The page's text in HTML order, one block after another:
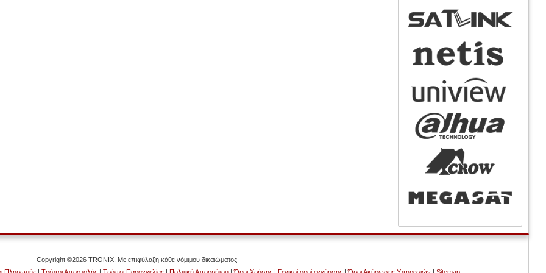
Copyright ©2026 TRONIX. Με επιφύλαξη κάθε νόμιμου δικαιώματος